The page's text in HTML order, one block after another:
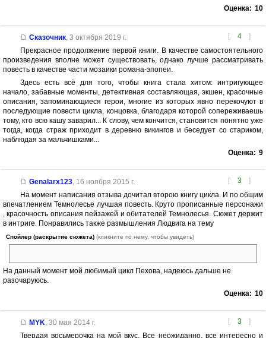
Оценка: 10
[ 4 ]
Сказочник, 3 октября 2019 г.
Прекрасное продолжение первой книги. В качестве самостоятельного
произведения вполне может существовать, однако лучше рассматривать
повесть в качестве части мозаики романа-эпопеи.
Здесь есть всё для того, чтобы книга стала хитом: интригующее
начало, забавные моменты, детективная составляющая, экшен, красочные
описания, запоминающиеся герои, многие из которых явно перекочуют в
последующие повести цикла, концовка, благодаря которой сопереживаешь
тому, кто всю кашу заварил... К слову, чем кончится, становится понятно уже
тогда, когда страж приходит в деревню викингов и беседует со стариком,
наблюдая за мальчишками...
Оценка: 9
[ 3 ]
Genalarx123, 16 ноября 2015 г.
На момент написания отзыва дочитал второю книгу цикла. И по общим
впечатлением Темнолесье лучшая повесть. Круто прописанные персонажи
, красочность описания пейзажей и обитателей Темнолесья. Сюжет держит
в интриге. Понравились также размышления Людвига на тему
Спойлер (раскрытие сюжета) (кликните по нему, чтобы увидеть)
На данный момент мой любимый цикл Пехова, надеюсь дальше не
разочаруюсь.
Оценка: 10
[ 3 ]
MYK 30 мая 2014 г.
Твердая восьмерочка на мой вкус. Все неожиданно, все интересно и